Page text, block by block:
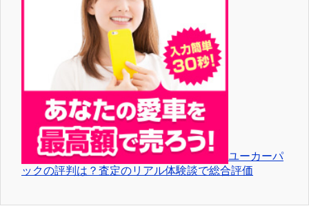
ユーカーパ
ックの評判は？査定のリアル体験談で総合評価